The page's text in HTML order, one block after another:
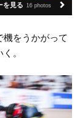
を見る 16 photos
をうかがって
。